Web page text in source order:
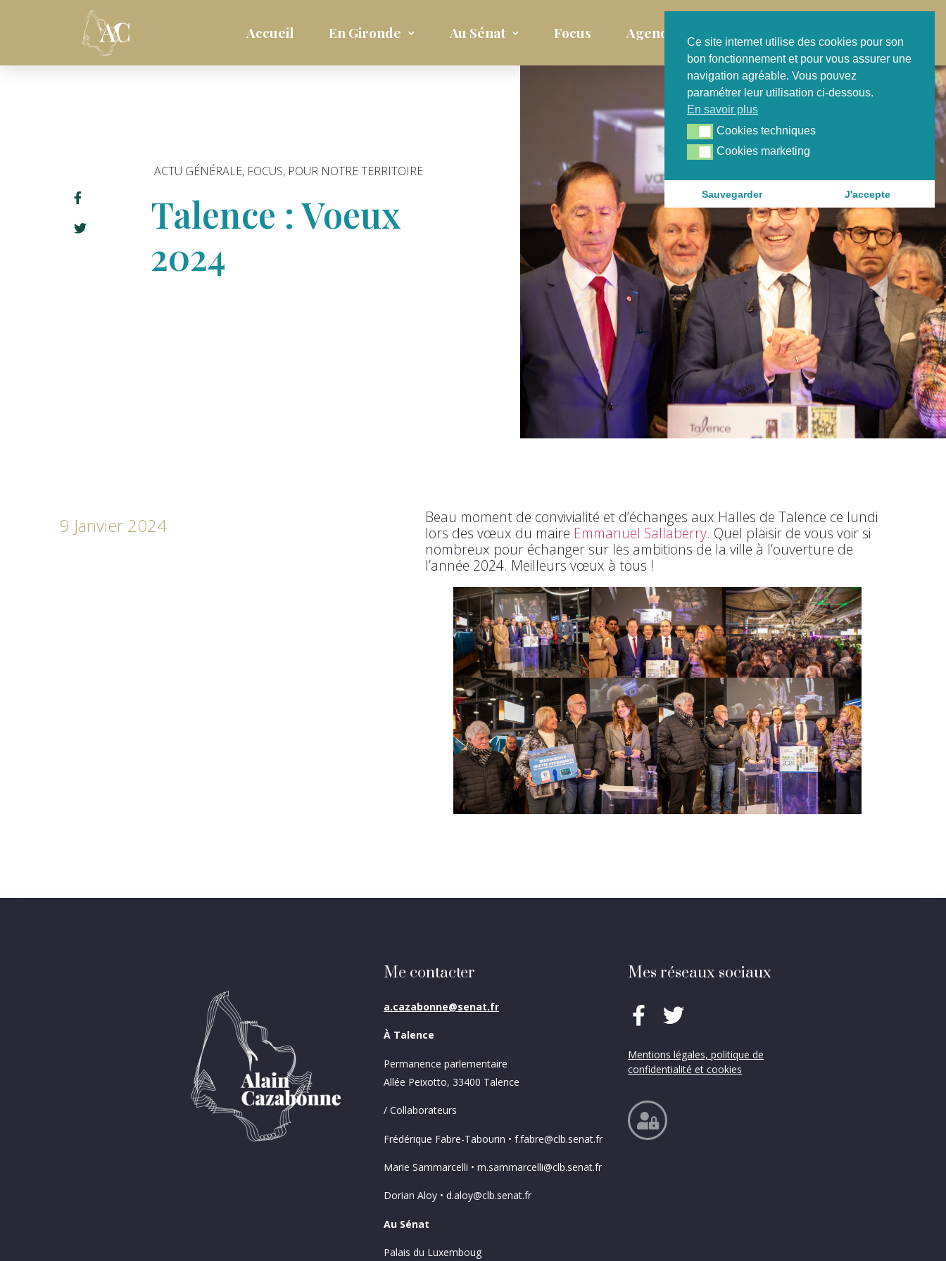
Accueil En Gironde Au Sénat Focus Agenda
ACTU GÉNÉRALE, FOCUS, POUR NOTRE TERRITOIRE
Talence : Voeux
2024
9 Janvier 2024
Beau moment de convivialité et d’échanges aux Halles de Talence ce lundi
lors des vœux du maire Emmanuel Sallaberry. Quel plaisir de vous voir si
nombreux pour échanger sur les ambitions de la ville à l’ouverture de
l’année 2024. Meilleurs vœux à tous !
Me contacter
a.cazabonne@senat.fr
À Talence
Permanence parlementaire
Allée Peixotto, 33400 Talence
/ Collaborateurs
Frédérique Fabre-Tabourin • f.fabre@clb.senat.fr
Marie Sammarcelli • m.sammarcelli@clb.senat.fr
Dorian Aloy • d.aloy@clb.senat.fr
Au Sénat
Palais du Luxemboug
Mes réseaux sociaux
Mentions légales, politique de
confidentialité et cookies
Ce site internet utilise des cookies pour son
bon fonctionnement et pour vous assurer une
navigation agréable. Vous pouvez
paramétrer leur utilisation ci-dessous.
En savoir plus
Cookies techniques
Cookies techniques
Cookies marketing
Cookies marketing
Sauvegarder J'accepte